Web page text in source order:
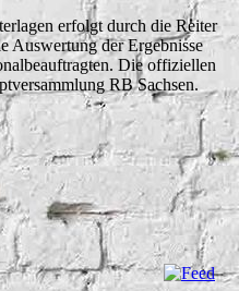
erfolgt durch die Reiter
Auswertung der Ergebnisse
Die offiziellen
RB Sachsen.